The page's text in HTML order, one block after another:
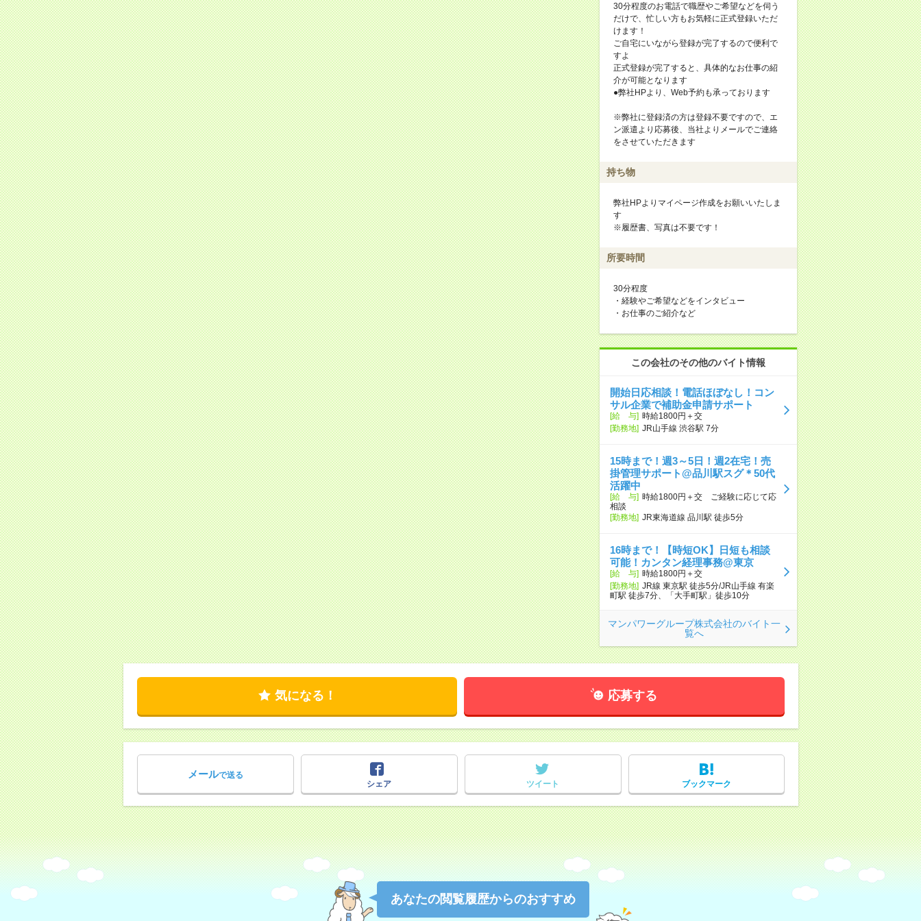
30分程度のお電話で職歴やご希望などを伺う
だけで、忙しい方もお気軽に正式登録いただ
けます！
ご自宅にいながら登録が完了するので便利で
すよ
正式登録が完了すると、具体的なお仕事の紹
介が可能となります
●弊社HPより、Web予約も承っております
※弊社に登録済の方は登録不要ですので、エ
ン派遣より応募後、当社よりメールでご連絡
をさせていただきます
持ち物
弊社HPよりマイページ作成をお願いいたしま
す
※履歴書、写真は不要です！
所要時間
30分程度
・経験やご希望などをインタビュー
・お仕事のご紹介など
この会社のその他のバイト情報
開始日応相談！電話ほぼなし！コン
サル企業で補助金申請サポート
[給 与] 時給1800円＋交
[勤務地] JR山手線 渋谷駅 7分
15時まで！週3～5日！週2在宅！売
掛管理サポート@品川駅スグ＊50代
活躍中
[給 与] 時給1800円＋交 ご経験に応じて応
相談
[勤務地] JR東海道線 品川駅 徒歩5分
16時まで！【時短OK】日短も相談
可能！カンタン経理事務@東京
[給 与] 時給1800円＋交
[勤務地] JR線 東京駅 徒歩5分/JR山手線 有楽
町駅 徒歩7分、「大手町駅」徒歩10分
マンパワーグループ株式会社のバイト一
覧へ
気になる！ 応募する
メールで送る
シェア
ツイート ブックマーク
あなたの閲覧履歴からのおすすめ